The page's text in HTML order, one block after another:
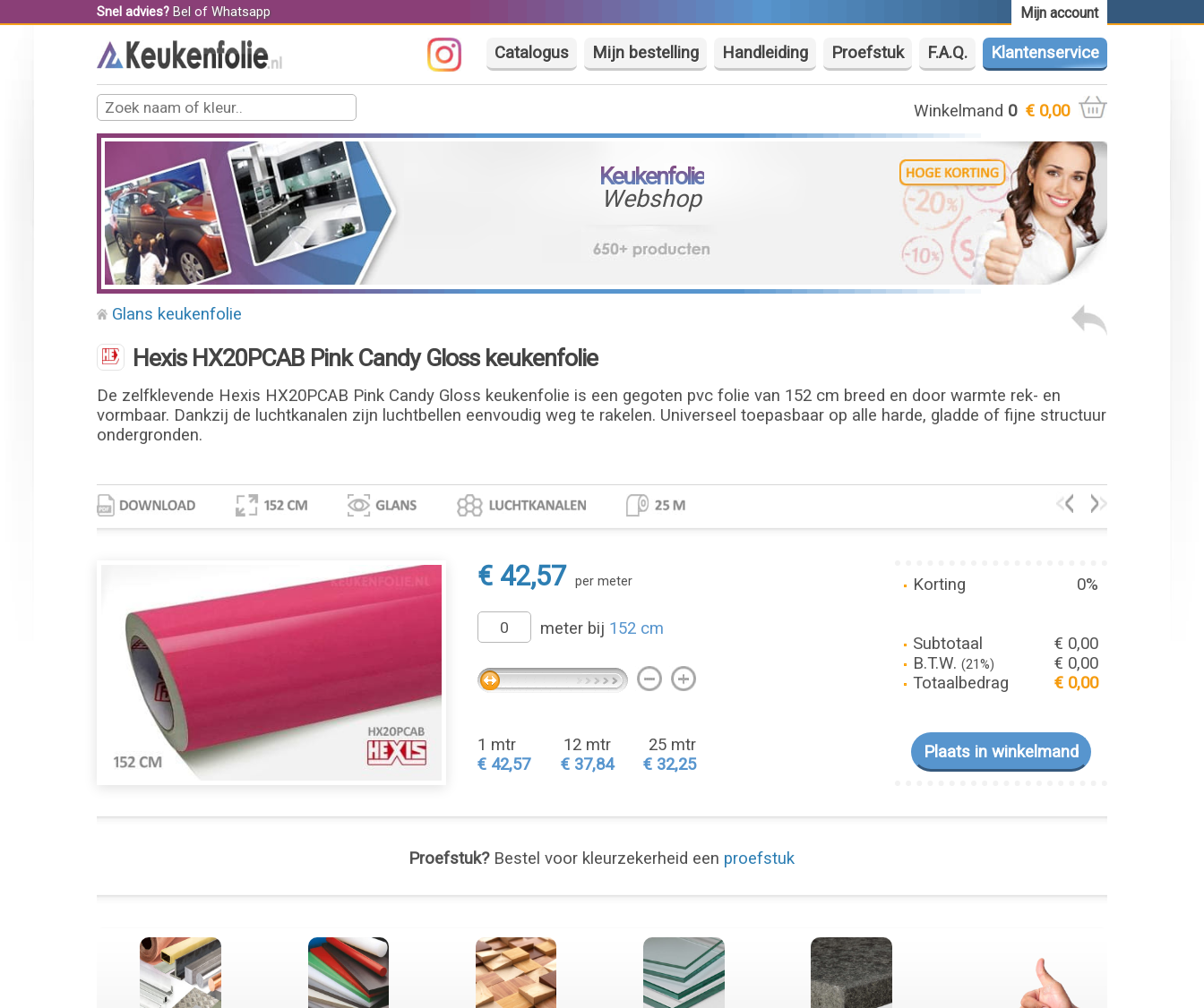
Mijn account
Snel advies? Belof Whatsapp
Catalogus Mijn bestelling Handleiding Proefstuk F.A.Q. Klantenservice
Winkelmand 0 € 0,00
Keukenfolie
Webshop
Glans keukenfolie
Hexis HX20PCAB Pink Candy Gloss keukenfolie
De zelfklevende Hexis HX20PCAB Pink Candy Gloss keukenfolie is een gegoten pvc folie van 152 cm breed en door warmte rek- en
vormbaar. Dankzij de luchtkanalen zijn luchtbellen eenvoudig weg te rakelen. Universeel toepasbaar op alle harde, gladde of fijne structuur
ondergronden.
€ 42,57 per meter
meter bij 152 cm
1 mtr
€ 42,57
12 mtr
€ 37,84
25 mtr
€ 32,25
Korting 0%
Subtotaal
€ 0,00
B.T.W. (21%)
€ 0,00
Totaalbedrag
€ 0,00
Proefstuk?Bestel voor kleurzekerheid een proefstuk